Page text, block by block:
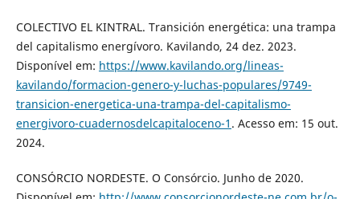
COLECTIVO EL KINTRAL. Transición energética: una trampa
del capitalismo energívoro. Kavilando, 24 dez. 2023.
Disponível em: https://www.kavilando.org/lineas-
kavilando/formacion-genero-y-luchas-populares/9749-
transicion-energetica-una-trampa-del-capitalismo-
energivoro-cuadernosdelcapitaloceno-1 . Acesso em: 15 out.
2024.
CONSÓRCIO NORDESTE. O Consórcio. Junho de 2020.